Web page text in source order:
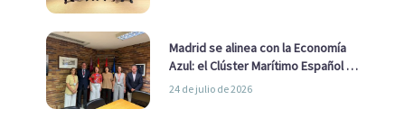
Madrid se alinea con la Economía
Azul: el Clúster Marítimo Español y
la Real Liga Naval avanzan alianzas
24 de julio de 2026